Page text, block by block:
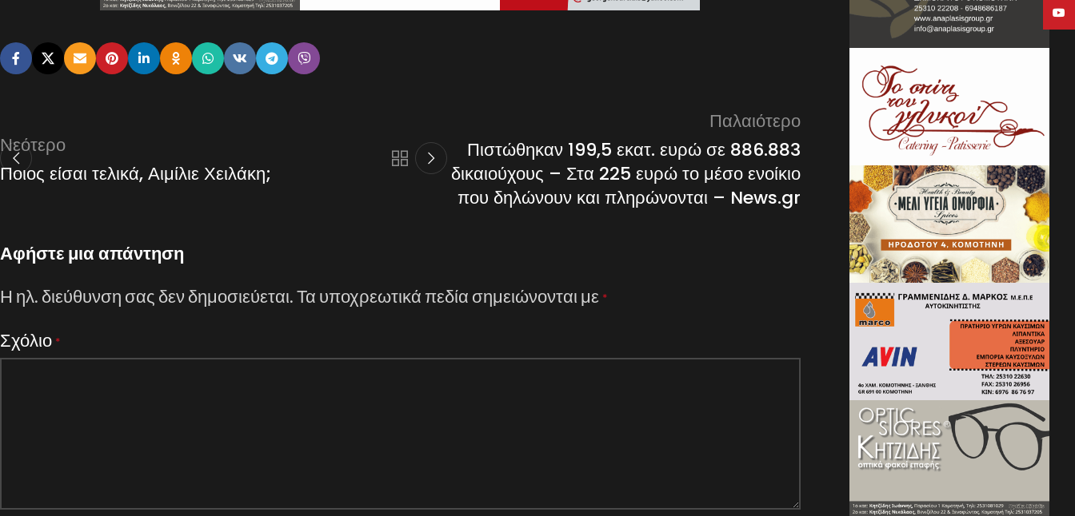
Νεότερο
Ποιος είσαι τελικά, Αιμίλιε Χειλάκη;
Παλαιότερο
Πιστώθηκαν 199,5 εκατ. ευρώ σε 886.883
δικαιούχους – Στα 225 ευρώ το μέσο ενοίκιο
που δηλώνουν και πληρώνονται – News.gr
Αφήστε μια απάντηση
Η ηλ. διεύθυνση σας δεν δημοσιεύεται.Τα υποχρεωτικά πεδία σημειώνονται με *
Σχόλιο *